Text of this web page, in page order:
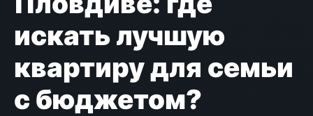
искать лучшую
квартиру для семьи
с бюджетом?